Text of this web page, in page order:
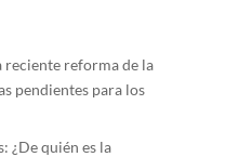
reciente reforma de la
pendientes para los
¿De quién es la